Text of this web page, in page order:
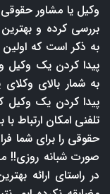
وکیل یا مشاور
بررسی کرده و بهترین
به ذکر است که
پیدا کردن یک وکیل
به شمار بالای
پیدا کردن یک وکیل
تلفنی امکان ارتباط
حقوقی را برای شما
صورت شبانه روزی!!
در راستای ارائه